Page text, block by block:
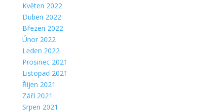
Květen 2022
Duben 2022
Březen 2022
Únor 2022
Leden 2022
Prosinec 2021
Listopad 2021
Říjen 2021
Září 2021
Srpen 2021